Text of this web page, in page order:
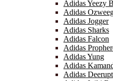
Adidas Yeezy
Adidas
Adidas Jogger
Adidas Sharks
Adidas Falcon
Adidas
Adidas Yung
Adidas
Adidas Deerupt